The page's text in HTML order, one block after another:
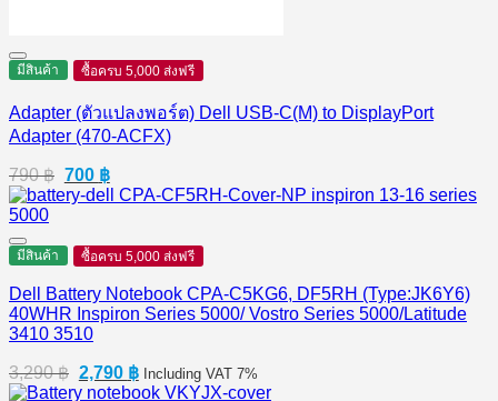
มีสินค้า ซื้อครบ 5,000 ส่งฟรี
Adapter (ตัวแปลงพอร์ต) Dell USB-C(M) to DisplayPort
Adapter (470-ACFX)
790฿ Original
price
700 ฿Current
price
มีสินค้า ซื้อครบ 5,000 ส่งฟรี
Dell Battery Notebook CPA-C5KG6, DF5RH (Type:JK6Y6)
40WHR Inspiron Series 5000/ Vostro Series 5000/Latitude
3410 3510
3,290฿ Original
price
2,790 ฿Current
price
Including VAT 7%